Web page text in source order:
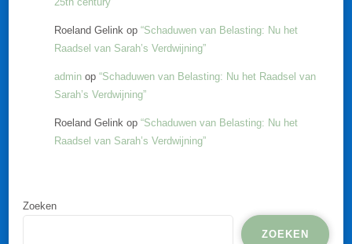
Roeland Gelink op “Schaduwen van Belasting: Nu het
Raadsel van Sarah’s Verdwijning”
admin op “Schaduwen van Belasting: Nu het Raadsel van
Sarah’s Verdwijning”
Roeland Gelink op “Schaduwen van Belasting: Nu het
Raadsel van Sarah’s Verdwijning”
Zoeken
ZOEKEN